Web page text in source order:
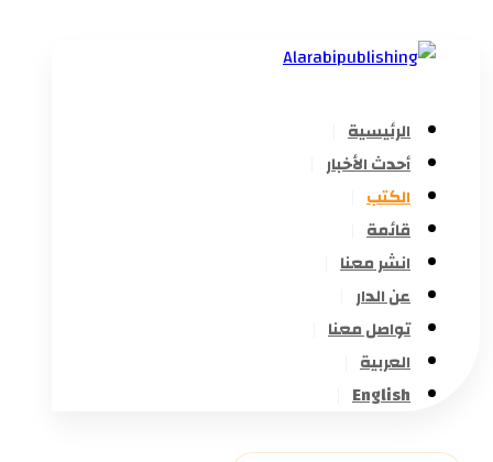
الرئيسية
أحدث الأخبار
الكتب
قائمة
انشر معنا
عن الدار
تواصل معنا
العربية
English